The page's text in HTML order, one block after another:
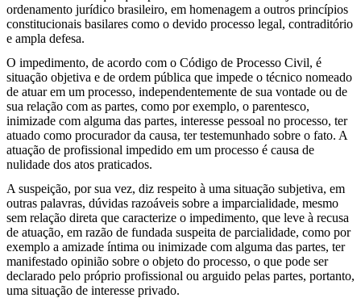
ordenamento jurídico brasileiro, em homenagem a outros princípios
constitucionais basilares como o devido processo legal, contraditório
e ampla defesa.
O impedimento, de acordo com o Código de Processo Civil, é
situação objetiva e de ordem pública que impede o técnico nomeado
de atuar em um processo, independentemente de sua vontade ou de
sua relação com as partes, como por exemplo, o parentesco,
inimizade com alguma das partes, interesse pessoal no processo, ter
atuado como procurador da causa, ter testemunhado sobre o fato. A
atuação de profissional impedido em um processo é causa de
nulidade dos atos praticados.
A suspeição, por sua vez, diz respeito à uma situação subjetiva, em
outras palavras, dúvidas razoáveis sobre a imparcialidade, mesmo
sem relação direta que caracterize o impedimento, que leve à recusa
de atuação, em razão de fundada suspeita de parcialidade, como por
exemplo a amizade íntima ou inimizade com alguma das partes, ter
manifestado opinião sobre o objeto do processo, o que pode ser
declarado pelo próprio profissional ou arguido pelas partes, portanto,
uma situação de interesse privado.